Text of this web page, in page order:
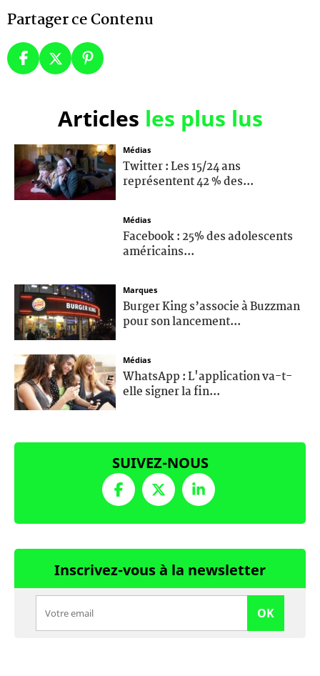
Partager ce Contenu
Articles les plus lus
Médias
Twitter : Les 15/24 ans
représentent 42 % des...
Médias
Facebook : 25% des adolescents
américains...
Marques
Burger King s’associe à Buzzman
pour son lancement...
Médias
WhatsApp : L'application va-t-
elle signer la fin...
SUIVEZ-NOUS
Inscrivez-vous à la newsletter
OK